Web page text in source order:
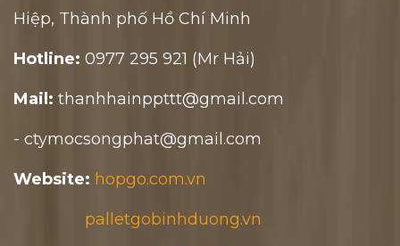
Hiệp, Thành phố Hồ Chí Minh
Hotline: 0977 295 921 (Mr Hải)
Mail: thanhhainppttt@gmail.com
- ctymocsongphat@gmail.com
Website: hopgo.com.vn
palletgobinhduong.vn